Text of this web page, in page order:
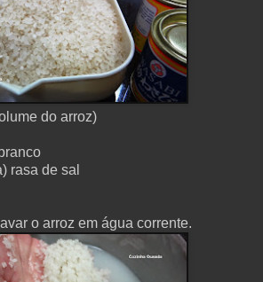
do arroz)
rasa de sal
o arroz em água corrente.